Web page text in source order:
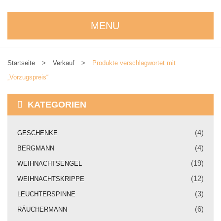
MENU
Startseite > Verkauf >
Produkte verschlagwortet mit
„Vorzugspreis“
KATEGORIEN
GESCHENKE (4)
BERGMANN (4)
WEIHNACHTSENGEL (19)
WEIHNACHTSKRIPPE (12)
LEUCHTERSPINNE (3)
RÄUCHERMANN (6)